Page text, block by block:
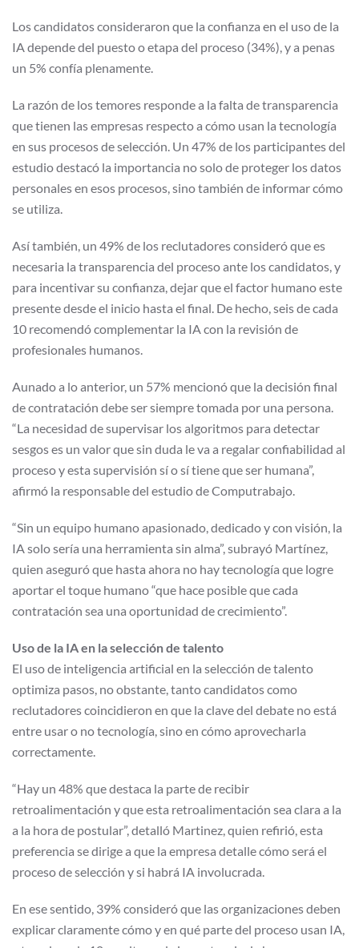
Los candidatos consideraron que la confianza en el uso de la
IA depende del puesto o etapa del proceso (34%), y a penas
un 5% confía plenamente.
La razón de los temores responde a la falta de transparencia
que tienen las empresas respecto a cómo usan la tecnología
en sus procesos de selección. Un 47% de los participantes del
estudio destacó la importancia no solo de proteger los datos
personales en esos procesos, sino también de informar cómo
se utiliza.
Así también, un 49% de los reclutadores consideró que es
necesaria la transparencia del proceso ante los candidatos, y
para incentivar su confianza, dejar que el factor humano este
presente desde el inicio hasta el final. De hecho, seis de cada
10 recomendó complementar la IA con la revisión de
profesionales humanos.
Aunado a lo anterior, un 57% mencionó que la decisión final
de contratación debe ser siempre tomada por una persona.
“La necesidad de supervisar los algoritmos para detectar
sesgos es un valor que sin duda le va a regalar confiabilidad al
proceso y esta supervisión sí o sí tiene que ser humana”,
afirmó la responsable del estudio de Computrabajo.
“Sin un equipo humano apasionado, dedicado y con visión, la
IA solo sería una herramienta sin alma”, subrayó Martínez,
quien aseguró que hasta ahora no hay tecnología que logre
aportar el toque humano “que hace posible que cada
contratación sea una oportunidad de crecimiento”.
Uso de la IA en la selección de talento
El uso de inteligencia artificial en la selección de talento
optimiza pasos, no obstante, tanto candidatos como
reclutadores coincidieron en que la clave del debate no está
entre usar o no tecnología, sino en cómo aprovecharla
correctamente.
“Hay un 48% que destaca la parte de recibir
retroalimentación y que esta retroalimentación sea clara a la
a la hora de postular”, detalló Martinez, quien refirió, esta
preferencia se dirige a que la empresa detalle cómo será el
proceso de selección y si habrá IA involucrada.
En ese sentido, 39% consideró que las organizaciones deben
explicar claramente cómo y en qué parte del proceso usan IA,